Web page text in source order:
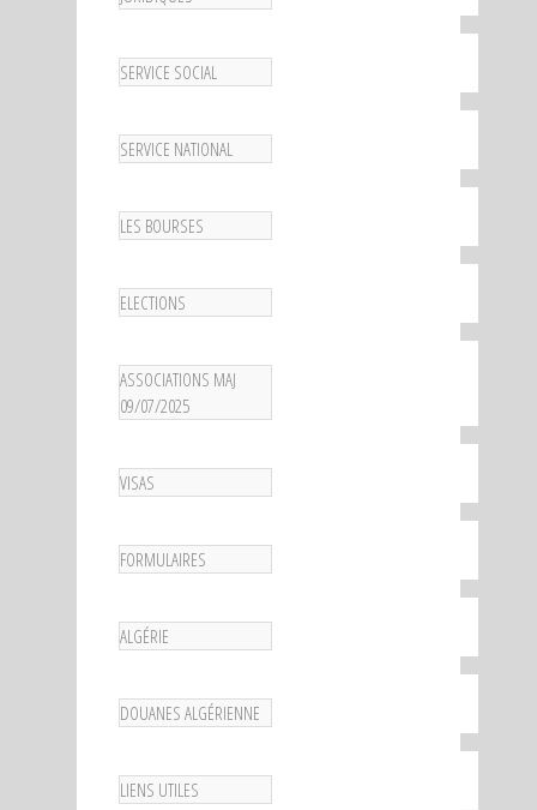
SERVICE SOCIAL
SERVICE NATIONAL
LES BOURSES
ELECTIONS
ASSOCIATIONS MAJ
09/07/2025
VISAS
FORMULAIRES
ALGÉRIE
DOUANES ALGÉRIENNE
LIENS UTILES